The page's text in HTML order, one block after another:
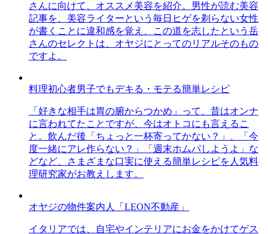
さんに向けて、オススメ美容を紹介。男性が読む美容
記事を、美容ライターという毎日ヒゲを剃らない女性
が書くことに違和感を覚え、この道を志したという岳
さんのセレクトは、オヤジにとってのリアルそのもの
ですよ。
料理初心者男子でもデキる・モテる簡単レシピ
「好きな相手は胃の腑からつかめ」って、昔はオンナ
に言われてたことですが、今はオトコにも言えるこ
と。飲んだ後「ちょっと一杯寄ってかない？」、「今
度一緒にアレ作らない？」「週末ホムパしようよ」な
どなど、さまざまな口実に使える簡単レシピを人気料
理研究家がお教えします。
オヤジの物件案内人「LEON不動産」
イタリアでは、自宅やインテリアにお金をかけてゲス